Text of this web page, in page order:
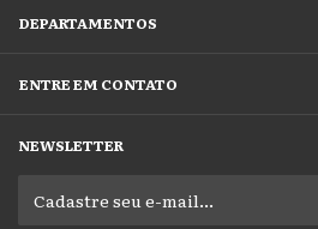
DEPARTAMENTOS
ENTRE EM CONTATO
NEWSLETTER